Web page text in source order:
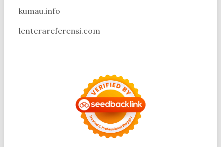
kumau.info
lenterareferensi.com